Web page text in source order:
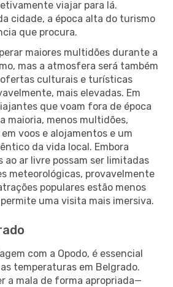
viajar para lá.
cidade, a época alta do turismo
que procura.
maiores multidões durante a
mas a atmosfera será também
ofertas culturais e turísticas
mais elevadas. Em
que voam fora de época
maioria, menos multidões,
voos e alojamentos e um
da vida local. Embora
ao ar livre possam ser limitadas
meteorológicas, provavelmente
populares estão menos
uma visita mais imersiva.
com a Opodo, é essencial
temperaturas em Belgrado.
a mala de forma apropriada—